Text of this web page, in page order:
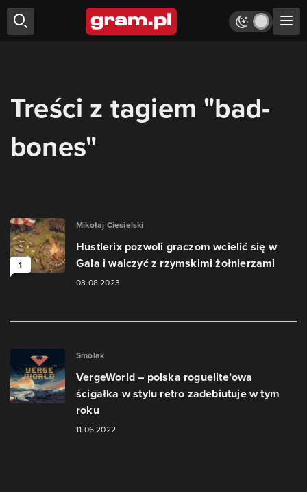
Treści z tagiem "bad-
bones"
1
Mikołaj Ciesielski
Hustlerix pozwoli graczom wcielić się w
Gala i walczyć z rzymskimi żołnierzami
03.08.2023
Smolak
VergeWorld – polska roguelite’owa
ścigałka w stylu retro zadebiutuje w tym
roku
11.06.2022